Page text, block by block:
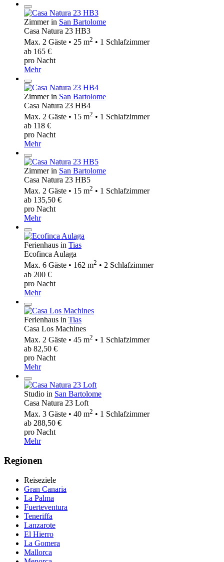
Zimmer in San Bartolome
Casa Natura 23 HB3
Max. 2 Gäste • 25 m2 • 1 Schlafzimmer
ab 165 €
pro Nacht
Mehr
Zimmer in San Bartolome
Casa Natura 23 HB4
Max. 2 Gäste • 15 m2 • 1 Schlafzimmer
ab 118 €
pro Nacht
Mehr
Zimmer in San Bartolome
Casa Natura 23 HB5
Max. 2 Gäste • 15 m2 • 1 Schlafzimmer
ab 135,50 €
pro Nacht
Mehr
Ferienhaus in Tias
Ecofinca Aulaga
Max. 6 Gäste • 162 m2 • 2 Schlafzimmer
ab 200 €
pro Nacht
Mehr
Ferienhaus in Tias
Casa Los Machines
Max. 2 Gäste • 45 m2 • 1 Schlafzimmer
ab 82,50 €
pro Nacht
Mehr
Studio in San Bartolome
Casa Natura 23 Loft
Max. 3 Gäste • 40 m2 • 1 Schlafzimmer
ab 288,50 €
pro Nacht
Mehr
Regionen
Reiseziele
Gran Canaria
La Palma
Fuerteventura
Teneriffa
Lanzarote
El Hierro
La Gomera
Mallorca